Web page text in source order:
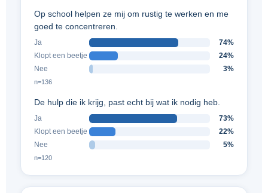
Op school helpen ze mij om rustig te werken en me
goed te concentreren.
Ja
74%
Klopt een beetje
24%
Nee
3%
n=136
De hulp die ik krijg, past echt bij wat ik nodig heb.
Ja
73%
Klopt een beetje
22%
Nee
5%
n=120